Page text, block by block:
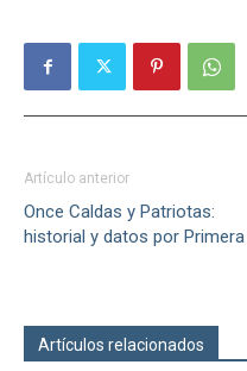
Artículo anterior
Once Caldas y Patriotas:
historial y datos por
Artículos relacionados